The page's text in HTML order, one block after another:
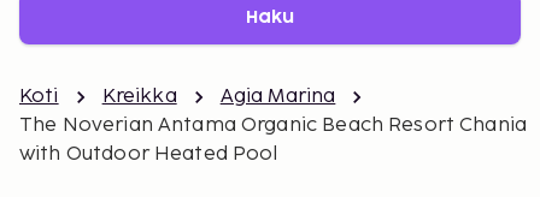
Haku
Koti Kreikka
Agia Marina
The Noverian Antama Organic Beach Resort Chania
with Outdoor Heated Pool